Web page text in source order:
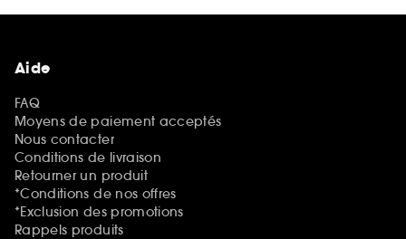
Aide
FAQ
Moyens de paiement acceptés
Nous contacter
Conditions de livraison
Retourner un produit
*Conditions de nos offres
*Exclusion des promotions
Rappels produits